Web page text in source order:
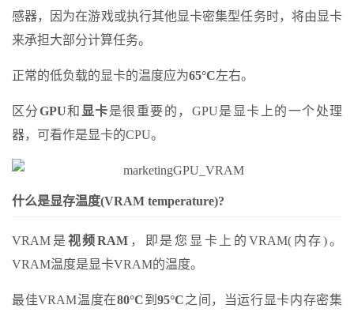
感器，因为在游戏或执行其他显卡密集型任务时，将由显卡
来承担大部分计算任务。
正常的低负载的显卡的温度应为65°C左右。
区分GPU和 显卡是很重要的，GPU是显卡上的一个处理
器，可看作是显卡的CPU。
什么是显存温度(VRAM temperature)?
VRAM是 视频RAM ，即是您显卡上的VRAM(内存)。
VRAM温度是显卡VRAM的温度。
最佳VRAM温度在80°C到95°C之间，当运行显卡内存密集